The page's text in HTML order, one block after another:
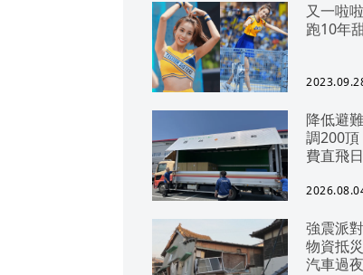
又一啦
跑10年
降低避
調200
費直飛
強震派
物資抵
汽車過